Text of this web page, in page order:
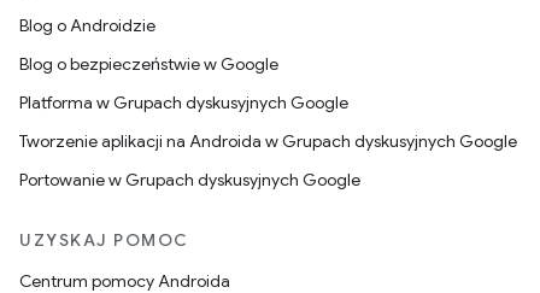
Blog o Androidzie
Blog o bezpieczeństwie w Google
Platforma w Grupach dyskusyjnych Google
Tworzenie aplikacji na Androida w Grupach dyskusyjnych Google
Portowanie w Grupach dyskusyjnych Google
UZYSKAJ POMOC
Centrum pomocy Androida